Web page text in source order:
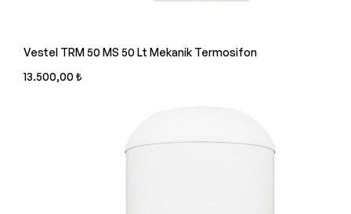
Vestel TRM 50 MS 50 Lt Mekanik Termosifon
13.500,00 ₺